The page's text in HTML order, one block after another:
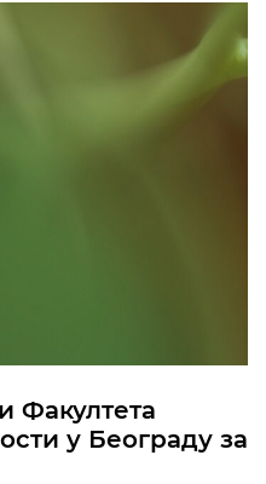
Факултета
у Београду за